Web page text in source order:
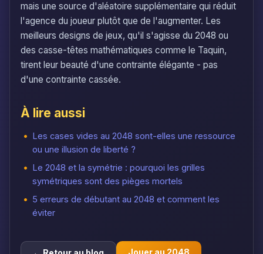
mais une source d'aléatoire supplémentaire qui réduit
l'agence du joueur plutôt que de l'augmenter. Les
meilleurs designs de jeux, qu'il s'agisse du 2048 ou
des casse-têtes mathématiques comme le Taquin,
tirent leur beauté d'une contrainte élégante - pas
d'une contrainte cassée.
À lire aussi
Les cases vides au 2048 sont-elles une ressource
ou une illusion de liberté ?
Le 2048 et la symétrie : pourquoi les grilles
symétriques sont des pièges mortels
5 erreurs de débutant au 2048 et comment les
éviter
Jouer au 2048